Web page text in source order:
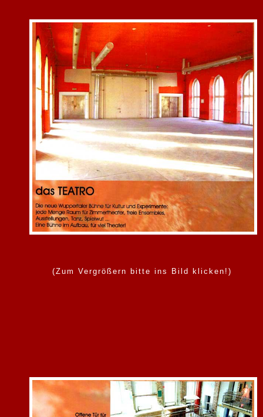
(Zum Vergrößern bitte ins Bild klicken!)